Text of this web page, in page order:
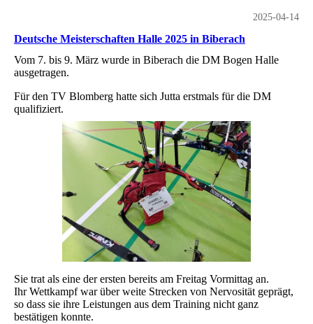
2025-04-14
Deutsche Meisterschaften Halle 2025 in Biberach
Vom 7. bis 9. März wurde in Biberach die DM Bogen Halle
ausgetragen.
Für den TV Blomberg hatte sich Jutta erstmals für die DM
qualifiziert.
Sie trat als eine der ersten bereits am Freitag Vormittag an.
Ihr Wettkampf war über weite Strecken von Nervosität geprägt,
so dass sie ihre Leistungen aus dem Training nicht ganz
bestätigen konnte.